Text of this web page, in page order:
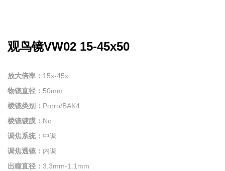
观鸟镜VW02 15-45x50
放大倍率： 15x-45x
物镜直径： 50mm
棱镜类别： Porro/BAK4
棱镜镀膜： No
调焦系统： 中调
调焦透镜： 内调
出瞳直径： 3.3mm-1.1mm